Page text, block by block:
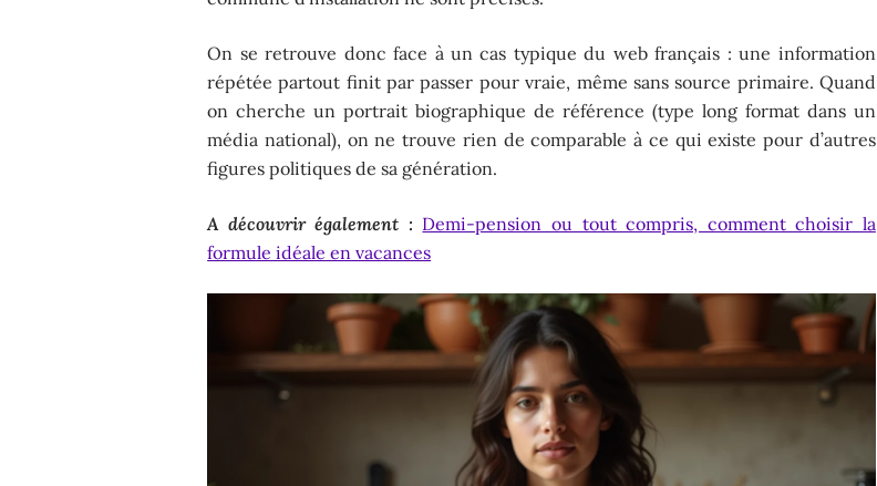
On se retrouve donc face à un cas typique du web français : une information
répétée partout finit par passer pour vraie, même sans source primaire. Quand
on cherche un portrait biographique de référence (type long format dans un
média national), on ne trouve rien de comparable à ce qui existe pour d’autres
figures politiques de sa génération.
A découvrir également : Demi-pension ou tout compris, comment choisir la
formule idéale en vacances